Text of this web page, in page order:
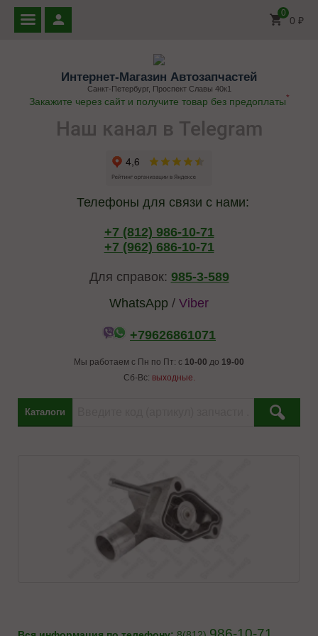
0
0 ₽
Интернет-Магазин Автозапчастей
Санкт-Петербург, Проспект Славы 40к1
Закажите через сайт и получите товар без предоплаты*
Наш канал в Telegram
Телефоны для связи с нами:
+7 (812) 986-10-71
+7 (962) 686-10-71
Для справок: 985-3-589
WhatsApp / Viber
+79626861071
Мы работаем с Пн по Пт: с 10-00 до 19-00
Сб-Вс: выходные.
Каталоги